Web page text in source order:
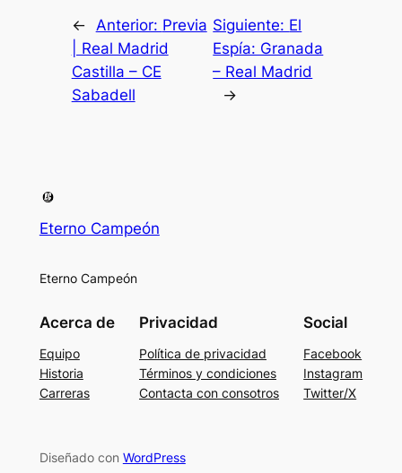
← Anterior: Previa
| Real Madrid
Castilla – CE
Sabadell
Siguiente: El
Espía: Granada
– Real Madrid
→
Eterno Campeón
Eterno Campeón
Acerca de
Equipo
Historia
Carreras
Privacidad
Política de privacidad
Términos y condiciones
Contacta con consotros
Social
Facebook
Instagram
Twitter/X
Diseñado con WordPress